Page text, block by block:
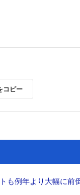
コピー
例年より大幅に前